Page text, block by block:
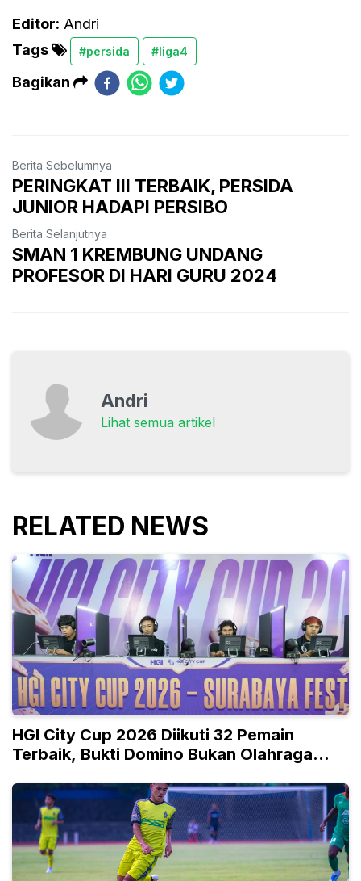
Editor: Andri
Tags
#persida #liga4
Bagikan
Berita Sebelumnya
PERINGKAT III TERBAIK, PERSIDA
JUNIOR HADAPI PERSIBO
Berita Selanjutnya
SMAN 1 KREMBUNG UNDANG
PROFESOR DI HARI GURU 2024
Andri
Lihat semua artikel
RELATED NEWS
HGI City Cup 2026 Diikuti 32 Pemain
Terbaik, Bukti Domino Bukan Olahraga